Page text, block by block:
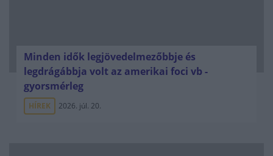
Minden idők legjövedelmezőbbje és
legdrágábbja volt az amerikai foci vb -
gyorsmérleg
HÍREK 2026. júl. 20.